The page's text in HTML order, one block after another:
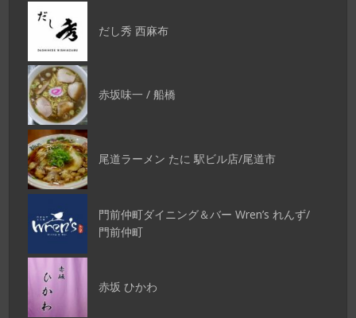
だし秀 西麻布
赤坂味一 / 船橋
尾道ラーメン たに 駅ビル店/尾道市
門前仲町ダイニング＆バー Wren’s れんず/
門前仲町
赤坂 ひかわ